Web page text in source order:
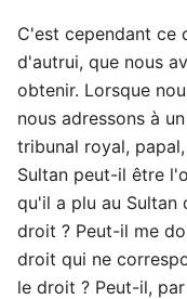
C'est cependant ce
d'autrui, que nous
obtenir. Lorsque
nous adressons à
tribunal royal,
Sultan peut-il être
qu'il a plu au Sultan
droit ? Peut-il me
droit qui ne
le droit ? Peut-il,